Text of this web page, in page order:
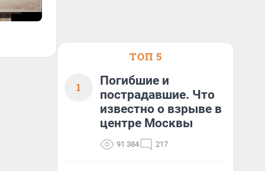
ТОП 5
1
Погибшие и
пострадавшие. Что
известно о взрыве в
центре Москвы
91 384 217